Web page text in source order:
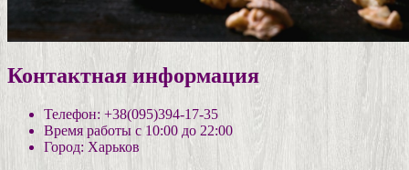
Контактная информация
Телефон: +38(095)394-17-35
Время работы с 10:00 до 22:00
Город: Харьков